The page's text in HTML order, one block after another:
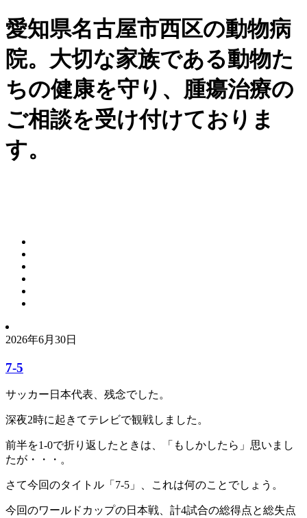
愛知県名古屋市西区の動物病
院。大切な家族である動物た
ちの健康を守り、腫瘍治療の
ご相談を受け付けておりま
す。
2026年6月30日
7-5
サッカー日本代表、残念でした。
深夜2時に起きてテレビで観戦しました。
前半を1-0で折り返したときは、「もしかしたら」思いまし
たが・・・。
さて今回のタイトル「7-5」、これは何のことでしょう。
今回のワールドカップの日本戦、計4試合の総得点と総失点